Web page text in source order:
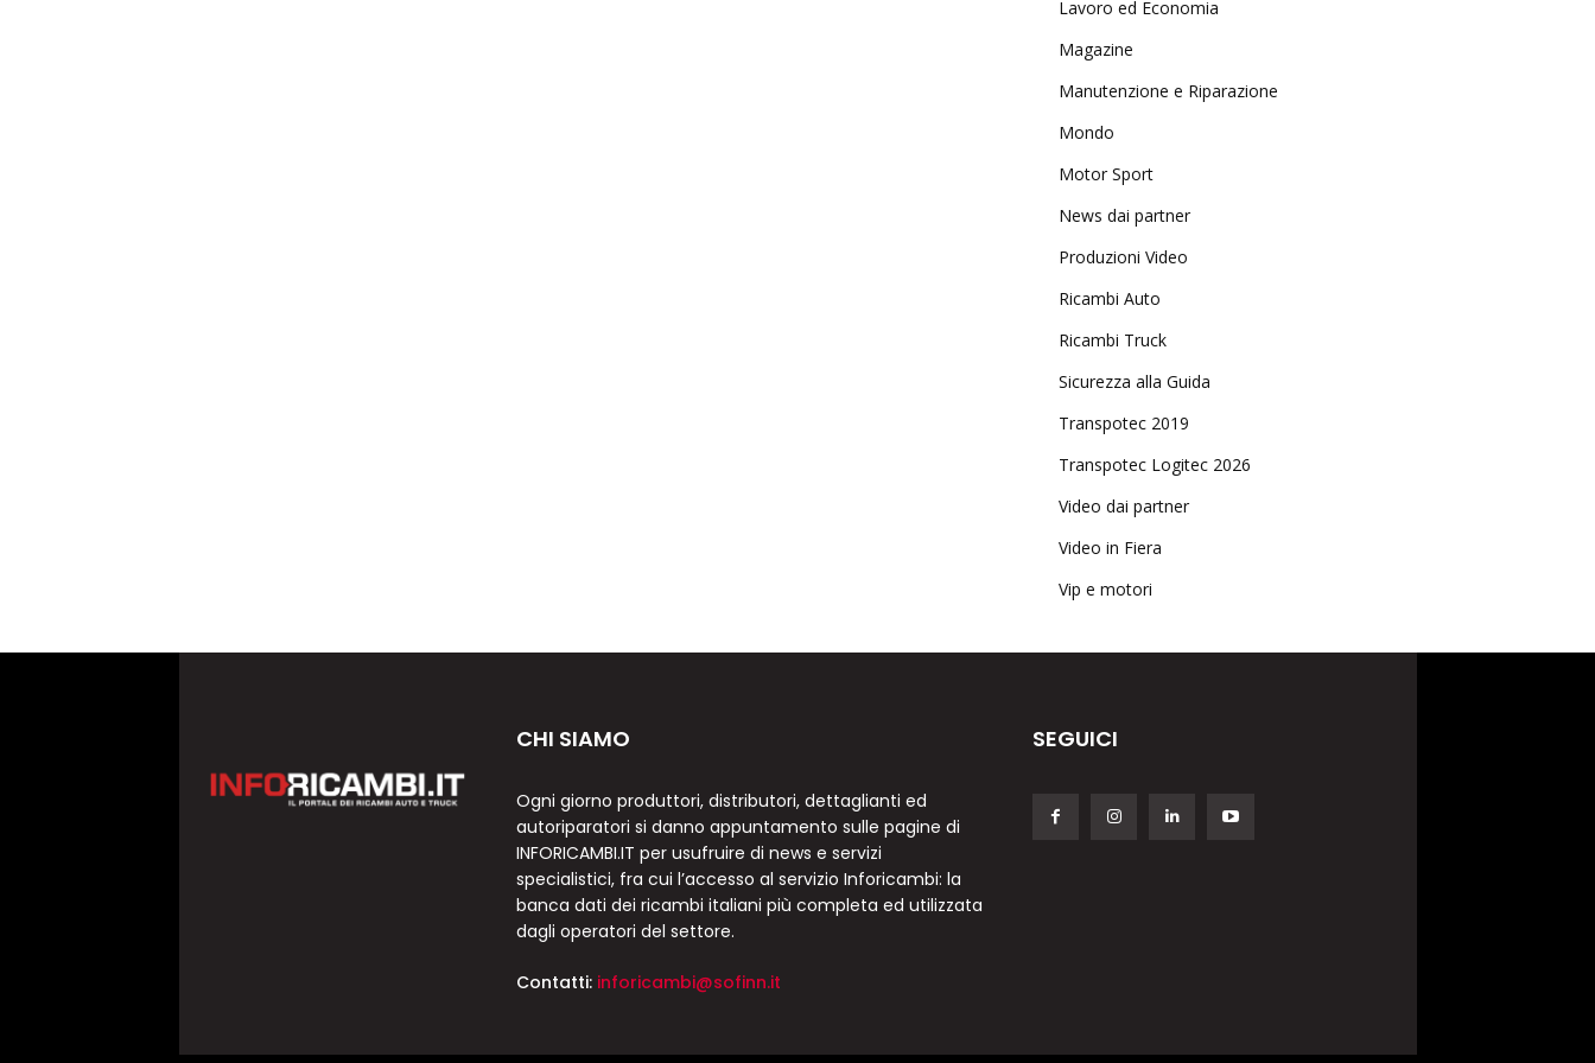
Lavoro ed Economia
Magazine
Manutenzione e Riparazione
Mondo
Motor Sport
News dai partner
Produzioni Video
Ricambi Auto
Ricambi Truck
Sicurezza alla Guida
Transpotec 2019
Transpotec Logitec 2026
Video dai partner
Video in Fiera
Vip e motori
CHI SIAMO
Ogni giorno produttori, distributori, dettaglianti ed
autoriparatori si danno appuntamento sulle pagine di
INFORICAMBI.IT per usufruire di news e servizi
specialistici, fra cui l’accesso al servizio Inforicambi: la
banca dati dei ricambi italiani più completa ed utilizzata
dagli operatori del settore.
Contatti: inforicambi@sofinn.it
SEGUICI